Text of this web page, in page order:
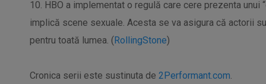
10. HBO a implementat o regulă care cere prezenta
implică scene sexuale. Acesta se va asigura că actorii
pentru toată lumea. (RollingStone)
Cronica serii este sustinuta de 2Performant.com.